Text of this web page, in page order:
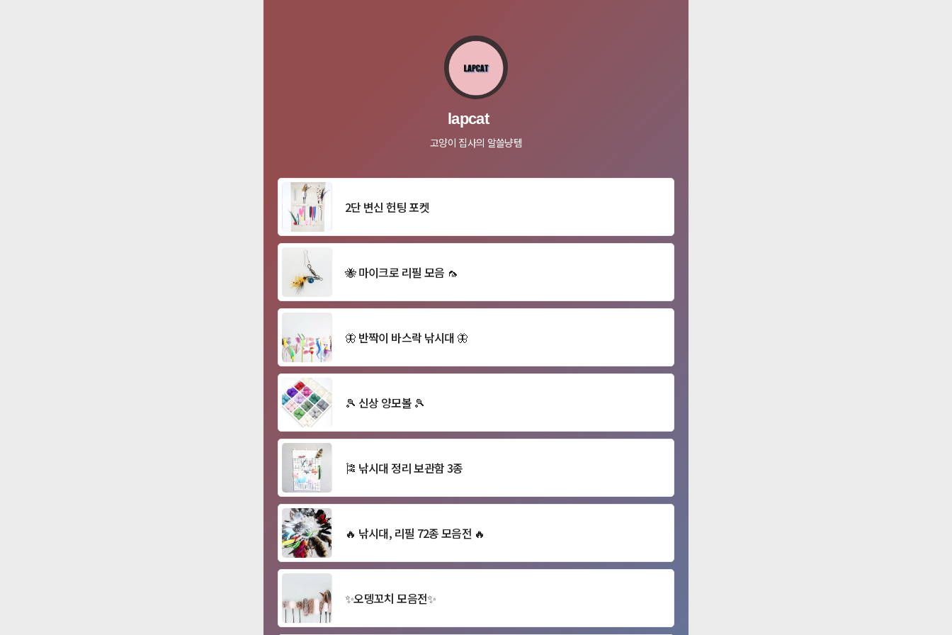
lapcat
고양이 집사의 알쓸냥템
2단 변신 헌팅 포켓
🐝 마이크로 리필 모음 🦟
🦋 반짝이 바스락 낚시대 🦋
🎾 신상 양모볼 🎾
🎏 낚시대 정리 보관함 3종
🔥 낚시대, 리필 72종 모음전 🔥
✨오뎅꼬치 모음전✨